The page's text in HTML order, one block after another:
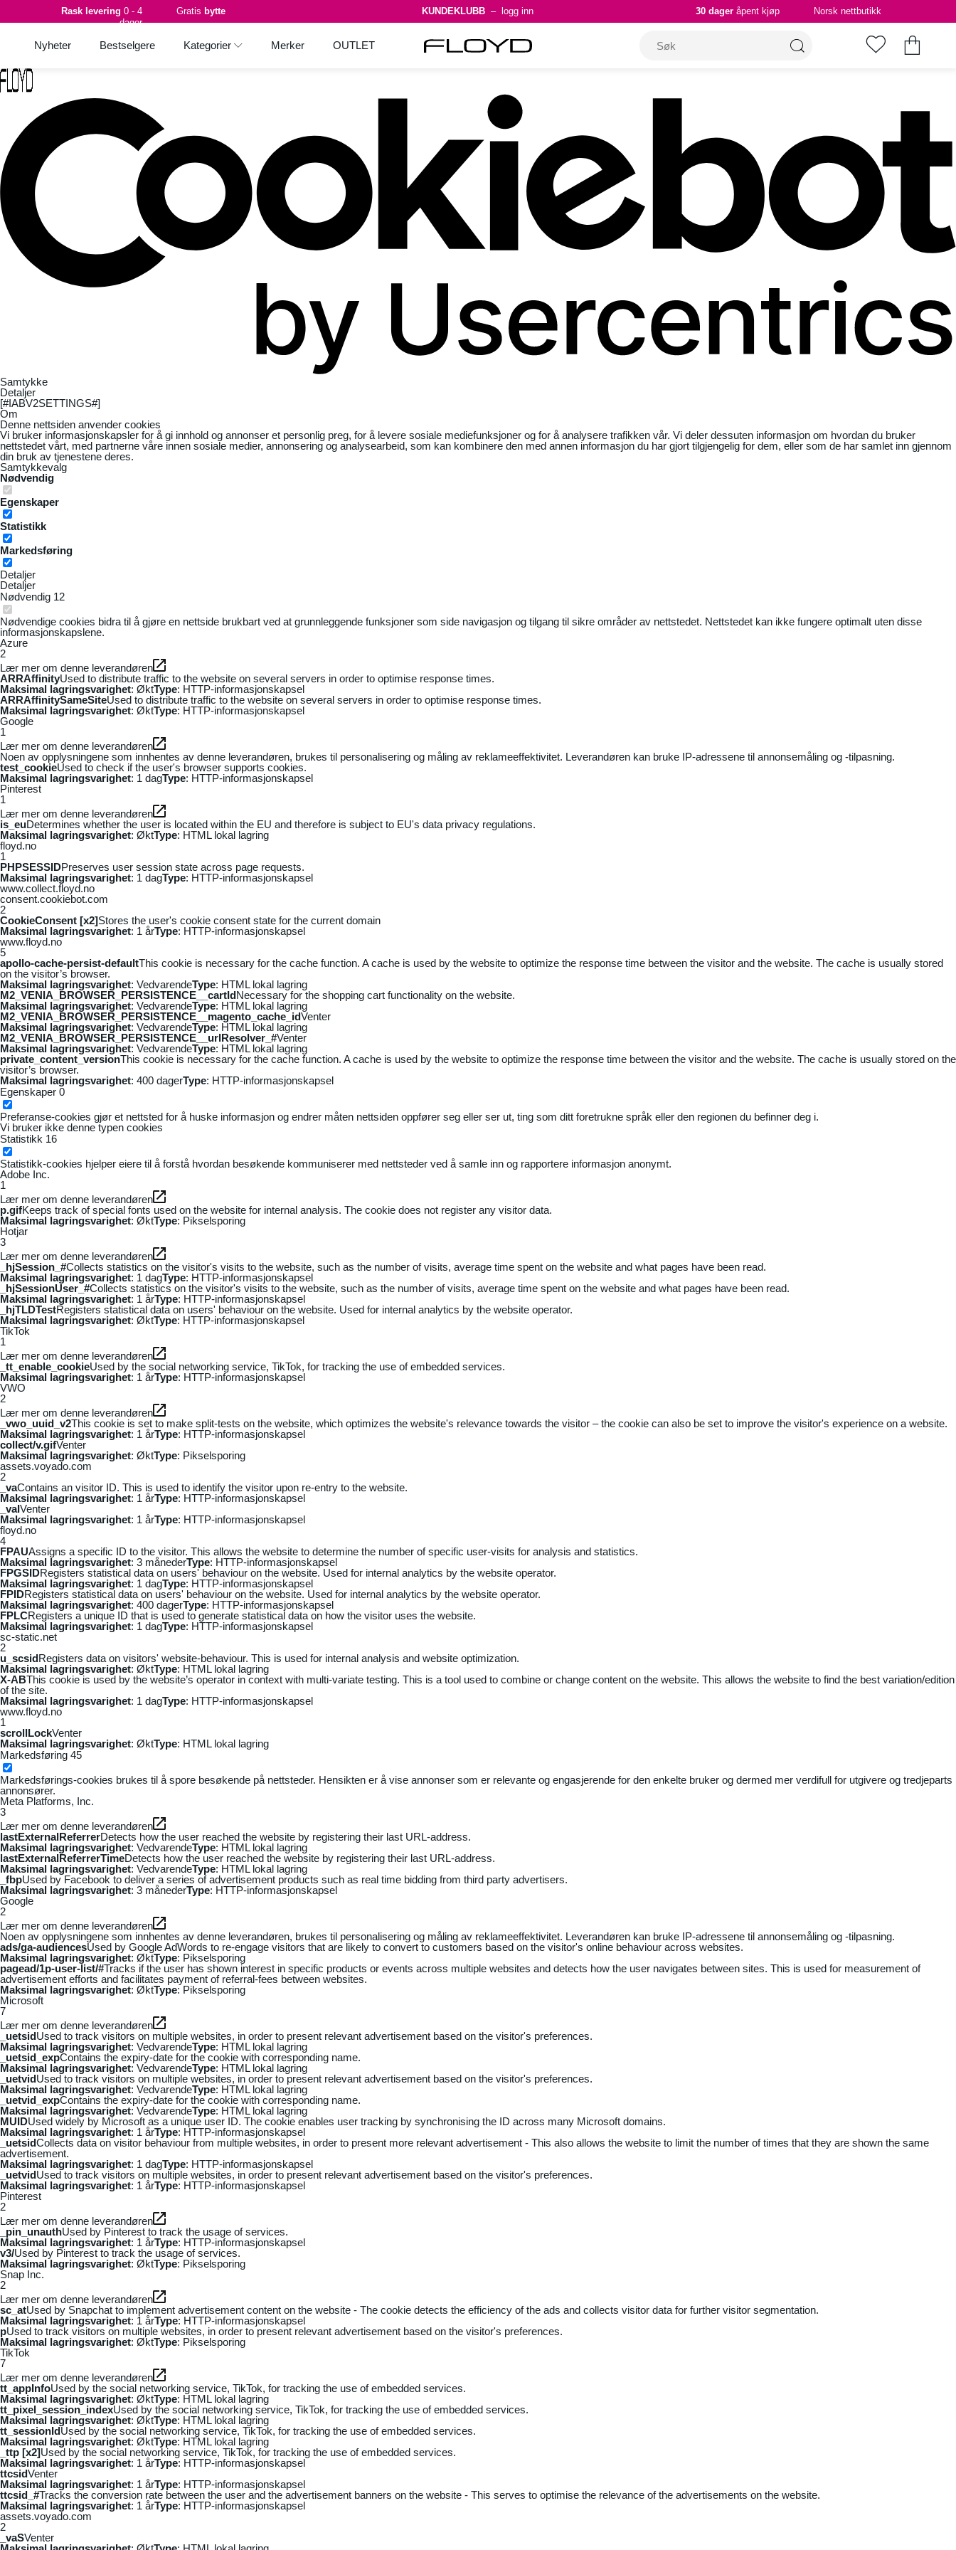
Samtykke
Detaljer
[#IABV2SETTINGS#]
Om
Denne nettsiden anvender cookies
Vi bruker informasjonskapsler for å gi innhold og annonser et personlig preg, for å levere sosiale mediefunksjoner og for å analysere trafikken vår. Vi deler dessuten informasjon om hvordan du bruker
nettstedet vårt, med partnerne våre innen sosiale medier, annonsering og analysearbeid, som kan kombinere den med annen informasjon du har gjort tilgjengelig for dem, eller som de har samlet inn gjennom
din bruk av tjenestene deres.
Samtykkevalg
Nødvendig
Egenskaper
Statistikk
Markedsføring
Detaljer
Detaljer
Nødvendig 12
Nødvendige cookies bidra til å gjøre en nettside brukbart ved at grunnleggende funksjoner som side navigasjon og tilgang til sikre områder av nettstedet. Nettstedet kan ikke fungere optimalt uten disse
informasjonskapslene.
Azure
2
Lær mer om denne leverandøren
ARRAffinityUsed to distribute traffic to the website on several servers in order to optimise response times.
Maksimal lagringsvarighet: ØktType: HTTP-informasjonskapsel
ARRAffinitySameSiteUsed to distribute traffic to the website on several servers in order to optimise response times.
Maksimal lagringsvarighet: ØktType: HTTP-informasjonskapsel
Google
1
Lær mer om denne leverandøren
Noen av opplysningene som innhentes av denne leverandøren, brukes til personalisering og måling av reklameeffektivitet. Leverandøren kan bruke IP-adressene til annonsemåling og -tilpasning.
test_cookieUsed to check if the user's browser supports cookies.
Maksimal lagringsvarighet: 1 dagType: HTTP-informasjonskapsel
Pinterest
1
Lær mer om denne leverandøren
is_euDetermines whether the user is located within the EU and therefore is subject to EU's data privacy regulations.
Maksimal lagringsvarighet: ØktType: HTML lokal lagring
floyd.no
1
PHPSESSIDPreserves user session state across page requests.
Maksimal lagringsvarighet: 1 dagType: HTTP-informasjonskapsel
www.collect.floyd.no
consent.cookiebot.com
2
CookieConsent [x2]Stores the user's cookie consent state for the current domain
Maksimal lagringsvarighet: 1 årType: HTTP-informasjonskapsel
www.floyd.no
5
apollo-cache-persist-defaultThis cookie is necessary for the cache function. A cache is used by the website to optimize the response time between the visitor and the website. The cache is usually stored
on the visitor’s browser.
Maksimal lagringsvarighet: VedvarendeType: HTML lokal lagring
M2_VENIA_BROWSER_PERSISTENCE__cartIdNecessary for the shopping cart functionality on the website.
Maksimal lagringsvarighet: VedvarendeType: HTML lokal lagring
M2_VENIA_BROWSER_PERSISTENCE__magento_cache_idVenter
Maksimal lagringsvarighet: VedvarendeType: HTML lokal lagring
M2_VENIA_BROWSER_PERSISTENCE__urlResolver_#Venter
Maksimal lagringsvarighet: VedvarendeType: HTML lokal lagring
private_content_versionThis cookie is necessary for the cache function. A cache is used by the website to optimize the response time between the visitor and the website. The cache is usually stored on the
visitor’s browser.
Maksimal lagringsvarighet: 400 dagerType: HTTP-informasjonskapsel
Egenskaper 0
Preferanse-cookies gjør et nettsted for å huske informasjon og endrer måten nettsiden oppfører seg eller ser ut, ting som ditt foretrukne språk eller den regionen du befinner deg i.
Vi bruker ikke denne typen cookies
Statistikk 16
Statistikk-cookies hjelper eiere til å forstå hvordan besøkende kommuniserer med nettsteder ved å samle inn og rapportere informasjon anonymt.
Adobe Inc.
1
Lær mer om denne leverandøren
p.gifKeeps track of special fonts used on the website for internal analysis. The cookie does not register any visitor data.
Maksimal lagringsvarighet: ØktType: Pikselsporing
Hotjar
3
Lær mer om denne leverandøren
_hjSession_#Collects statistics on the visitor's visits to the website, such as the number of visits, average time spent on the website and what pages have been read.
Maksimal lagringsvarighet: 1 dagType: HTTP-informasjonskapsel
_hjSessionUser_#Collects statistics on the visitor's visits to the website, such as the number of visits, average time spent on the website and what pages have been read.
Maksimal lagringsvarighet: 1 årType: HTTP-informasjonskapsel
_hjTLDTestRegisters statistical data on users' behaviour on the website. Used for internal analytics by the website operator.
Maksimal lagringsvarighet: ØktType: HTTP-informasjonskapsel
TikTok
1
Lær mer om denne leverandøren
_tt_enable_cookieUsed by the social networking service, TikTok, for tracking the use of embedded services.
Maksimal lagringsvarighet: 1 årType: HTTP-informasjonskapsel
VWO
2
Lær mer om denne leverandøren
_vwo_uuid_v2This cookie is set to make split-tests on the website, which optimizes the website's relevance towards the visitor – the cookie can also be set to improve the visitor's experience on a website.
Maksimal lagringsvarighet: 1 årType: HTTP-informasjonskapsel
collect/v.gifVenter
Maksimal lagringsvarighet: ØktType: Pikselsporing
assets.voyado.com
2
_vaContains an visitor ID. This is used to identify the visitor upon re-entry to the website.
Maksimal lagringsvarighet: 1 årType: HTTP-informasjonskapsel
_vaIVenter
Maksimal lagringsvarighet: 1 årType: HTTP-informasjonskapsel
floyd.no
4
FPAUAssigns a specific ID to the visitor. This allows the website to determine the number of specific user-visits for analysis and statistics.
Maksimal lagringsvarighet: 3 månederType: HTTP-informasjonskapsel
FPGSIDRegisters statistical data on users' behaviour on the website. Used for internal analytics by the website operator.
Maksimal lagringsvarighet: 1 dagType: HTTP-informasjonskapsel
FPIDRegisters statistical data on users' behaviour on the website. Used for internal analytics by the website operator.
Maksimal lagringsvarighet: 400 dagerType: HTTP-informasjonskapsel
FPLCRegisters a unique ID that is used to generate statistical data on how the visitor uses the website.
Maksimal lagringsvarighet: 1 dagType: HTTP-informasjonskapsel
sc-static.net
2
u_scsidRegisters data on visitors' website-behaviour. This is used for internal analysis and website optimization.
Maksimal lagringsvarighet: ØktType: HTML lokal lagring
X-ABThis cookie is used by the website’s operator in context with multi-variate testing. This is a tool used to combine or change content on the website. This allows the website to find the best variation/edition
of the site.
Maksimal lagringsvarighet: 1 dagType: HTTP-informasjonskapsel
www.floyd.no
1
scrollLockVenter
Maksimal lagringsvarighet: ØktType: HTML lokal lagring
Markedsføring 45
Markedsførings-cookies brukes til å spore besøkende på nettsteder. Hensikten er å vise annonser som er relevante og engasjerende for den enkelte bruker og dermed mer verdifull for utgivere og tredjeparts
annonsører.
Meta Platforms, Inc.
3
Lær mer om denne leverandøren
lastExternalReferrerDetects how the user reached the website by registering their last URL-address.
Maksimal lagringsvarighet: VedvarendeType: HTML lokal lagring
lastExternalReferrerTimeDetects how the user reached the website by registering their last URL-address.
Maksimal lagringsvarighet: VedvarendeType: HTML lokal lagring
_fbpUsed by Facebook to deliver a series of advertisement products such as real time bidding from third party advertisers.
Maksimal lagringsvarighet: 3 månederType: HTTP-informasjonskapsel
Google
2
Lær mer om denne leverandøren
Noen av opplysningene som innhentes av denne leverandøren, brukes til personalisering og måling av reklameeffektivitet. Leverandøren kan bruke IP-adressene til annonsemåling og -tilpasning.
ads/ga-audiencesUsed by Google AdWords to re-engage visitors that are likely to convert to customers based on the visitor's online behaviour across websites.
Maksimal lagringsvarighet: ØktType: Pikselsporing
pagead/1p-user-list/#Tracks if the user has shown interest in specific products or events across multiple websites and detects how the user navigates between sites. This is used for measurement of
advertisement efforts and facilitates payment of referral-fees between websites.
Maksimal lagringsvarighet: ØktType: Pikselsporing
Microsoft
7
Lær mer om denne leverandøren
_uetsidUsed to track visitors on multiple websites, in order to present relevant advertisement based on the visitor's preferences.
Maksimal lagringsvarighet: VedvarendeType: HTML lokal lagring
_uetsid_expContains the expiry-date for the cookie with corresponding name.
Maksimal lagringsvarighet: VedvarendeType: HTML lokal lagring
_uetvidUsed to track visitors on multiple websites, in order to present relevant advertisement based on the visitor's preferences.
Maksimal lagringsvarighet: VedvarendeType: HTML lokal lagring
_uetvid_expContains the expiry-date for the cookie with corresponding name.
Maksimal lagringsvarighet: VedvarendeType: HTML lokal lagring
MUIDUsed widely by Microsoft as a unique user ID. The cookie enables user tracking by synchronising the ID across many Microsoft domains.
Maksimal lagringsvarighet: 1 årType: HTTP-informasjonskapsel
_uetsidCollects data on visitor behaviour from multiple websites, in order to present more relevant advertisement - This also allows the website to limit the number of times that they are shown the same
advertisement.
Maksimal lagringsvarighet: 1 dagType: HTTP-informasjonskapsel
_uetvidUsed to track visitors on multiple websites, in order to present relevant advertisement based on the visitor's preferences.
Maksimal lagringsvarighet: 1 årType: HTTP-informasjonskapsel
Pinterest
2
Lær mer om denne leverandøren
_pin_unauthUsed by Pinterest to track the usage of services.
Maksimal lagringsvarighet: 1 årType: HTTP-informasjonskapsel
v3/Used by Pinterest to track the usage of services.
Maksimal lagringsvarighet: ØktType: Pikselsporing
Snap Inc.
2
Lær mer om denne leverandøren
sc_atUsed by Snapchat to implement advertisement content on the website - The cookie detects the efficiency of the ads and collects visitor data for further visitor segmentation.
Maksimal lagringsvarighet: 1 årType: HTTP-informasjonskapsel
pUsed to track visitors on multiple websites, in order to present relevant advertisement based on the visitor's preferences.
Maksimal lagringsvarighet: ØktType: Pikselsporing
TikTok
7
Lær mer om denne leverandøren
tt_appInfoUsed by the social networking service, TikTok, for tracking the use of embedded services.
Maksimal lagringsvarighet: ØktType: HTML lokal lagring
tt_pixel_session_indexUsed by the social networking service, TikTok, for tracking the use of embedded services.
Maksimal lagringsvarighet: ØktType: HTML lokal lagring
tt_sessionIdUsed by the social networking service, TikTok, for tracking the use of embedded services.
Maksimal lagringsvarighet: ØktType: HTML lokal lagring
_ttp [x2]Used by the social networking service, TikTok, for tracking the use of embedded services.
Maksimal lagringsvarighet: 1 årType: HTTP-informasjonskapsel
ttcsidVenter
Maksimal lagringsvarighet: 1 årType: HTTP-informasjonskapsel
ttcsid_#Tracks the conversion rate between the user and the advertisement banners on the website - This serves to optimise the relevance of the advertisements on the website.
Maksimal lagringsvarighet: 1 årType: HTTP-informasjonskapsel
assets.voyado.com
2
_vaSVenter
Rask levering 0 - 4
dager
Gratis bytte KUNDEKLUBB – logg inn 30 dager åpent kjøp Norsk nettbutikk
Nyheter Bestselgere Kategorier Merker OUTLET